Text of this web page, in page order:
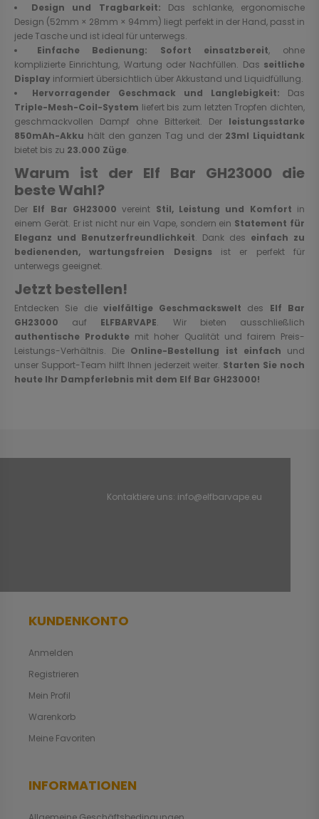
Design und Tragbarkeit: Das schlanke, ergonomische
Design (52mm × 28mm × 94mm) liegt perfekt in der Hand, passt in
jede Tasche und ist ideal für unterwegs.
Einfache Bedienung:
Sofort einsatzbereit, ohne
komplizierte Einrichtung, Wartung oder Nachfüllen. Das seitliche
Display informiert übersichtlich über Akkustand und Liquidfüllung.
Hervorragender Geschmack und Langlebigkeit: Das
Triple-Mesh-Coil-System liefert bis zum letzten Tropfen dichten,
geschmackvollen Dampf ohne Bitterkeit. Der leistungsstarke
850mAh-Akku hält den ganzen Tag und der 23ml Liquidtank
bietet bis zu 23.000 Züge.
Warum ist der Elf Bar GH23000 die
beste Wahl?
Der Elf Bar GH23000 vereint Stil, Leistung und Komfort in
einem Gerät. Er ist nicht nur ein Vape, sondern ein Statement für
Eleganz und Benutzerfreundlichkeit. Dank des einfach zu
bedienenden, wartungsfreien Designsist er perfekt für
unterwegs geeignet.
Jetzt bestellen!
Entdecken Sie die vielfältige Geschmackswelt des Elf Bar
GH23000 auf ELFBARVAPE. Wir bieten ausschließlich
authentische Produkte mit hoher Qualität und fairem Preis-
Leistungs-Verhältnis. Die Online-Bestellung ist einfach und
unser Support-Team hilft Ihnen jederzeit weiter. Starten Sie noch
heute Ihr Dampferlebnis mit dem Elf Bar GH23000!
Kontaktiere uns: info@elfbarvape.eu
KUNDENKONTO
Anmelden
Registrieren
Mein Profil
Warenkorb
Meine Favoriten
INFORMATIONEN